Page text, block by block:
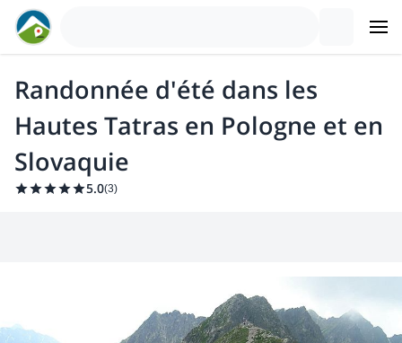
Randonnée d'été dans les
Hautes Tatras en Pologne et en
Slovaquie
5.0(3)